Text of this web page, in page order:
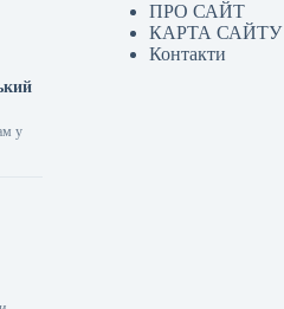
у
ПРО САЙТ
КАРТА САЙТУ
Контакти